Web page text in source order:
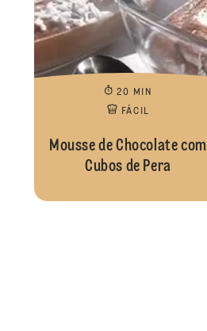
20 MIN
FÁCIL
Mousse de Chocolate com
Cubos de Pera